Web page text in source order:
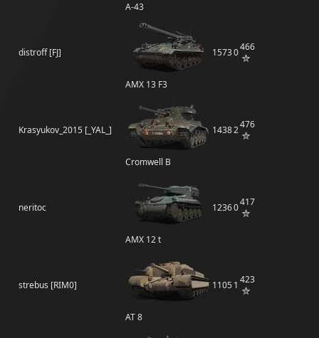
А-43
distroff [FJ]
AMX 13 F3
15730466
Krasyukov_2015 [_YAL_]
Cromwell B
14382476
neritoc
AMX 12 t
12360417
strebus [RIM0]
AT 8
11051 423